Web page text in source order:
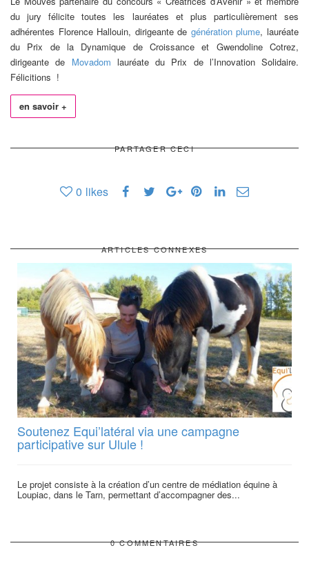
du jury félicite toutes les lauréates et plus particulièrement ses
adhérentes Florence Hallouin, dirigeante de génération plume, lauréate
du Prix de la Dynamique de Croissance et Gwendoline Cotrez,
dirigeante de Movadom lauréate du Prix de l’Innovation Solidaire.
Félicitions !
en savoir +
PARTAGER CECI
0 likes
ARTICLES CONNEXES
Soutenez Equi’latéral via une campagne
participative sur Ulule !
Le projet consiste à la création d’un centre de médiation équine à
Loupiac, dans le Tarn, permettant d’accompagner des...
0 COMMENTAIRES